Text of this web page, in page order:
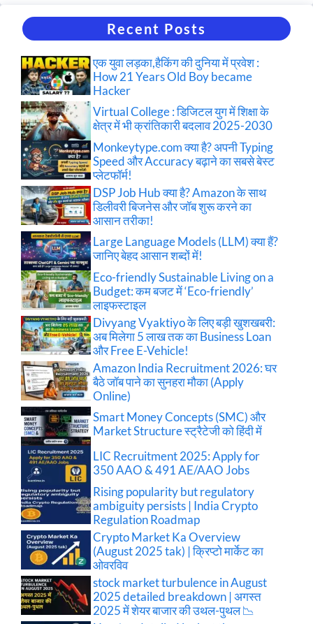
Recent Posts
एक युवा लड़का,हैकिंग की दुनिया में प्रवेश :
How 21 Years Old Boy became
Hacker
Virtual College : डिजिटल युग में शिक्षा के
क्षेत्र में भी क्रांतिकारी बदलाव 2025-2030
Monkeytype.com क्या है? अपनी Typing
Speed और Accuracy बढ़ाने का सबसे बेस्ट
प्लेटफॉर्म!
DSP Job Hub क्या है? Amazon के साथ
डिलीवरी बिजनेस और जॉब शुरू करने का
आसान तरीका!
Large Language Models (LLM) क्या हैं?
जानिए बेहद आसान शब्दों में!
Eco-friendly Sustainable Living on a
Budget: कम बजट में ‘Eco-friendly’
लाइफस्टाइल
Divyang Vyaktiyo के लिए बड़ी खुशखबरी:
अब मिलेगा 5 लाख तक का Business Loan
और Free E-Vehicle!
Amazon India Recruitment 2026: घर
बैठे जॉब पाने का सुनहरा मौका (Apply
Online)
Smart Money Concepts (SMC) और
Market Structure स्ट्रैटेजी को हिंदी में
LIC Recruitment 2025: Apply for
350 AAO & 491 AE/AAO Jobs
Rising popularity but regulatory
ambiguity persists | India Crypto
Regulation Roadmap
Crypto Market Ka Overview
(August 2025 tak) | क्रिप्टो मार्केट का
ओवरविव
stock market turbulence in August
2025 detailed breakdown | अगस्त
2025 में शेयर बाजार की उथल-पुथल 📉